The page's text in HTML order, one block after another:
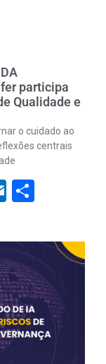
participa
Qualidade e
o cuidado ao
centrais